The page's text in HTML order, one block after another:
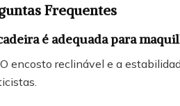
Frequentes
é adequada para
encosto reclinável e a